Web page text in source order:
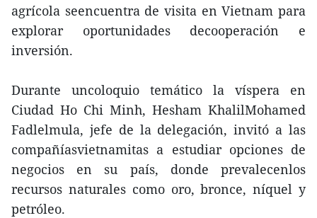
agrícola seencuentra de visita en Vietnam para
explorar oportunidades decooperación e
inversión.
Durante uncoloquio temático la víspera en
Ciudad Ho Chi Minh, Hesham KhalilMohamed
Fadlelmula, jefe de la delegación, invitó a las
compañíasvietnamitas a estudiar opciones de
negocios en su país, donde prevalecenlos
recursos naturales como oro, bronce, níquel y
petróleo.